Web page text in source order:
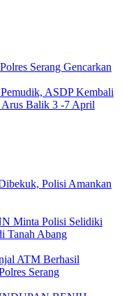
Serang Gencarkan
ASDP Kembali
Arus Balik 3 -7 April
Polisi Amankan
Minta Polisi Selidiki
Tanah Abang
ATM Berhasil
Serang